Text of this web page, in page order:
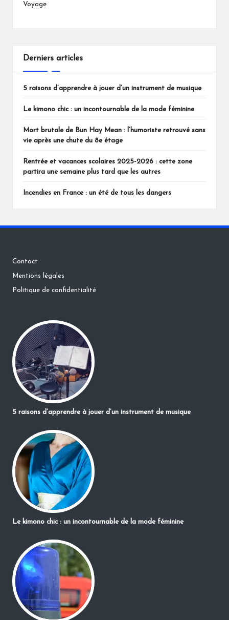
Voyage
Derniers articles
5 raisons d’apprendre à jouer d’un instrument de musique
Le kimono chic : un incontournable de la mode féminine
Mort brutale de Bun Hay Mean : l’humoriste retrouvé sans
vie après une chute du 8e étage
Rentrée et vacances scolaires 2025-2026 : cette zone
partira une semaine plus tard que les autres
Incendies en France : un été de tous les dangers
Contact
Mentions légales
Politique de confidentialité
5 raisons d’apprendre à jouer d’un instrument de musique
Le kimono chic : un incontournable de la mode féminine